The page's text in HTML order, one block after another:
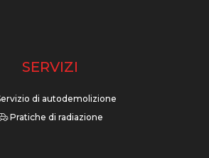
SERVIZI
di autodemolizione
Pratiche di radiazione